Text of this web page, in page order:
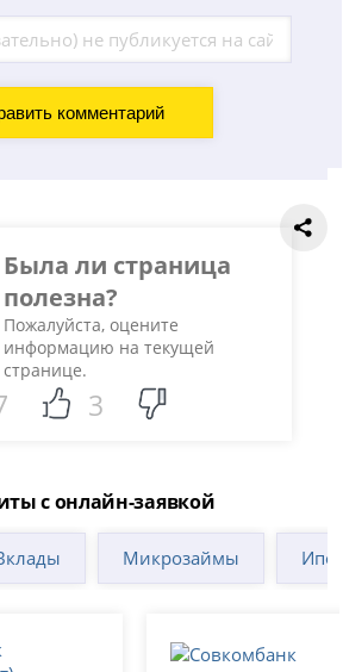
Была ли страница
полезна?
Пожалуйста, оцените
информацию на текущей
странице.
3
с онлайн-заявкой
Микрозаймы